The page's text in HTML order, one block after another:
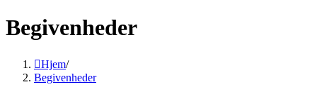
Begivenheder
Hjem/
Begivenheder